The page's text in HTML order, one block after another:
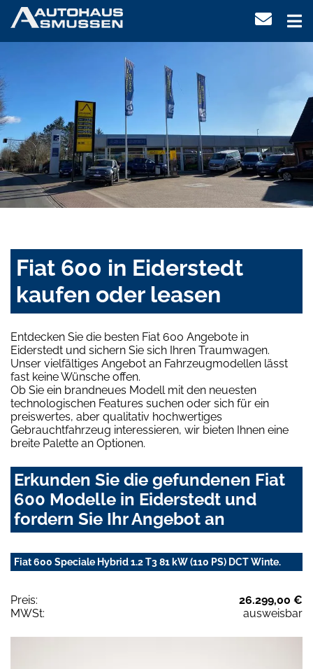
Fiat 600 in Eiderstedt
kaufen oder leasen
Entdecken Sie die besten Fiat 600 Angebote in
Eiderstedt und sichern Sie sich Ihren Traumwagen.
Unser vielfältiges Angebot an Fahrzeugmodellen lässt
fast keine Wünsche offen.
Ob Sie ein brandneues Modell mit den neuesten
technologischen Features suchen oder sich für ein
preiswertes, aber qualitativ hochwertiges
Gebrauchtfahrzeug interessieren, wir bieten Ihnen eine
breite Palette an Optionen.
Erkunden Sie die gefundenen Fiat
600 Modelle in Eiderstedt und
fordern Sie Ihr Angebot an
Fiat 600 Speciale Hybrid 1.2 T3 81 kW (110 PS) DCT Winte.
Preis:
26.299,00 €
MWSt:
ausweisbar